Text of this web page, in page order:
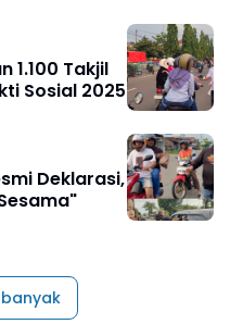
1.100 Takjil
Sosial 2025
Deklarasi,